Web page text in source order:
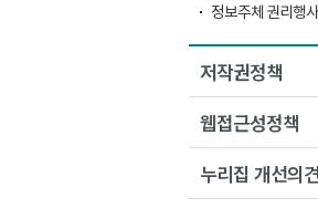
정보주체 권리행
저작권정책
웹접근성정책
누리집 개선의